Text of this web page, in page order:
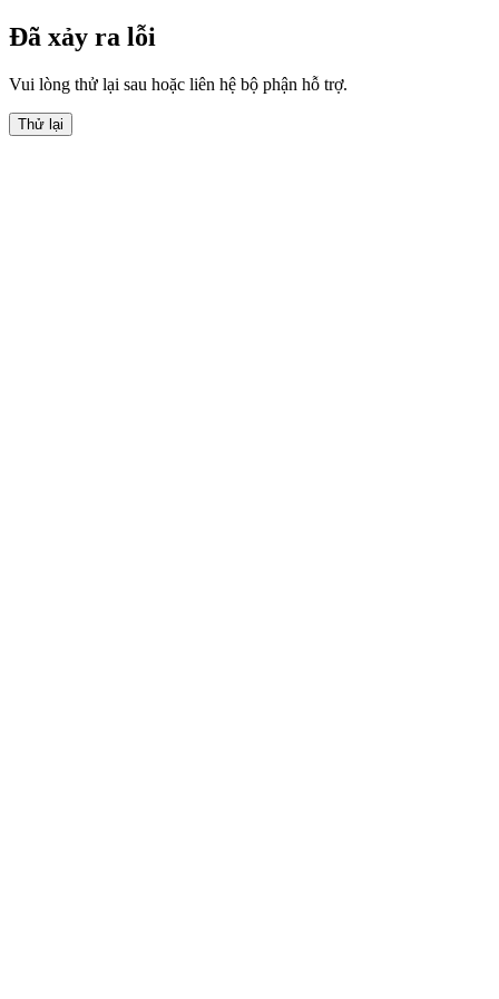
Đã xảy ra lỗi
Vui lòng thử lại sau hoặc liên hệ bộ phận hỗ trợ.
Thử lại